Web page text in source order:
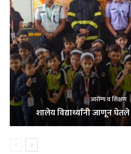
आरोग्य व शिक्षण
शालेय विद्यार्थ्यांनी जाणून घेतले